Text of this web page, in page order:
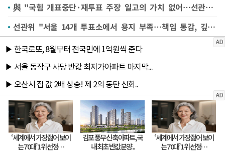
與 "국힘 개표중단·재투표 주장 일고의 가치 없어…선관위 부실 강력 유감"
선관위 "서울 14개 투표소에서 용지 부족…책임 통감, 깊이 사과"(종합)